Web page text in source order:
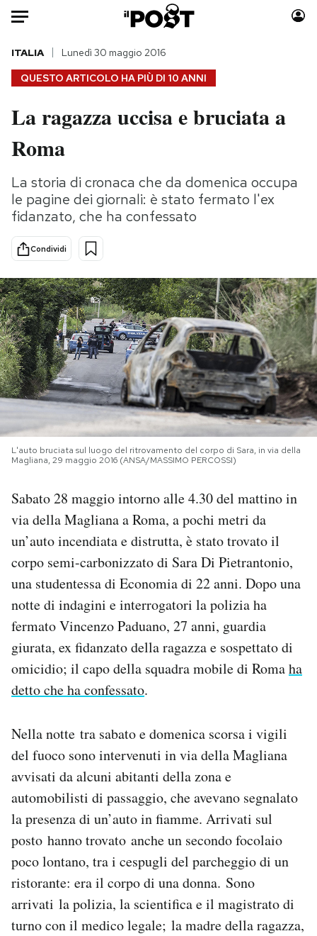
Auto
HOME
Italia
Politica
Tecnologia
Internet
Scienza
Cultura
Economia
Sport
Moda
Storie/Idee
Ok Boomer!
Media
Mondiali calcio 2026
PODCAST
NEWSLETTER
I MIEI PREFERITI
AREA PERSONALE
Area Personale
Newsletter
Notifiche mobile
Regala il Post
Hai bisogno di aiuto?
QUESTO ARTICOLO HA PIÙ DI 10 ANNI
ITALIA Lunedì 30 maggio 2016
La ragazza uccisa e bruciata a
Roma
La storia di cronaca che da domenica occupa
le pagine dei giornali: è stato fermato l'ex
fidanzato, che ha confessato
Condividi
L'auto bruciata sul luogo del ritrovamento del corpo di Sara, in via della
Magliana, 29 maggio 2016 (ANSA/MASSIMO PERCOSSI)
Sabato 28 maggio intorno alle 4.30 del mattino in
via della Magliana a Roma, a pochi metri da
un’auto incendiata e distrutta, è stato trovato il
corpo semi-carbonizzato di Sara Di Pietrantonio,
una studentessa di Economia di 22 anni. Dopo una
notte di indagini e interrogatori la polizia ha
fermato Vincenzo Paduano, 27 anni, guardia
giurata, ex fidanzato della ragazza e sospettato di
omicidio; il capo della squadra mobile di Romaha
detto che ha confessato.
Nella notte tra sabato e domenica scorsa i vigili
del fuoco sono intervenuti in via della Magliana
avvisati da alcuni abitanti della zona e
automobilisti di passaggio, che avevano segnalato
la presenza di un’auto in fiamme. Arrivati sul
posto hanno trovato anche un secondo focolaio
poco lontano, tra i cespugli del parcheggio di un
ristorante: era il corpo di una donna. Sono
arrivati la polizia, la scientifica e il magistrato di
turno con il medico legale; la madre della ragazza,